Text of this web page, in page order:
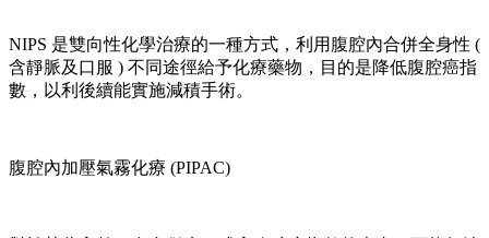
NIPS 是雙向性化學治療的一種方式，利用腹腔內合併全身性 (
含靜脈及口服 ) 不同途徑給予化療藥物，目的是降低腹腔癌指
數，以利後續能實施減積手術。
腹腔內加壓氣霧化療 (PIPAC)